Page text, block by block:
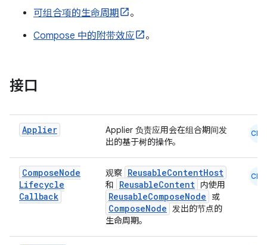
可组合项的生命周期
。
Compose 中的附带效应
。
接口
Applier
Applier 负责应用会在组合期间发
出的基于树的操作。
CMN
ComposeNode
Lifecycle
Callback
观察 ReusableContentHost
和 ReusableContent 内使用
ReusableComposeNode 或
ComposeNode 发出的节点的
生命周期。
CMN